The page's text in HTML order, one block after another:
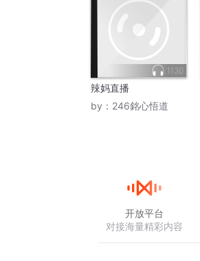
1130
辣妈直播
by： 246銘心悟道
开放平台
对接海量精彩内容